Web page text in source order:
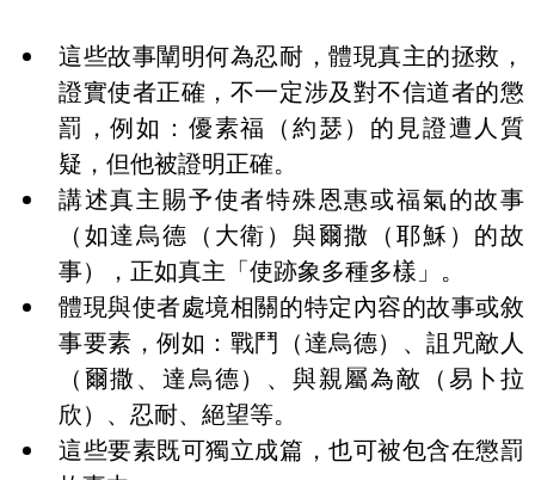
這些故事闡明何為忍耐，體現真主的拯救，
證實使者正確，不一定涉及對不信道者的懲
罰，例如：優素福（約瑟）的見證遭人質
疑，但他被證明正確。
講述真主賜予使者特殊恩惠或福氣的故事
（如達烏德（大衛）與爾撒（耶穌）的故
事），正如真主「使跡象多種多樣」。
體現與使者處境相關的特定內容的故事或敘
事要素，例如：戰鬥（達烏德）、詛咒敵人
（爾撒、達烏德）、與親屬為敵（易卜拉
欣）、忍耐、絕望等。
這些要素既可獨立成篇，也可被包含在懲罰